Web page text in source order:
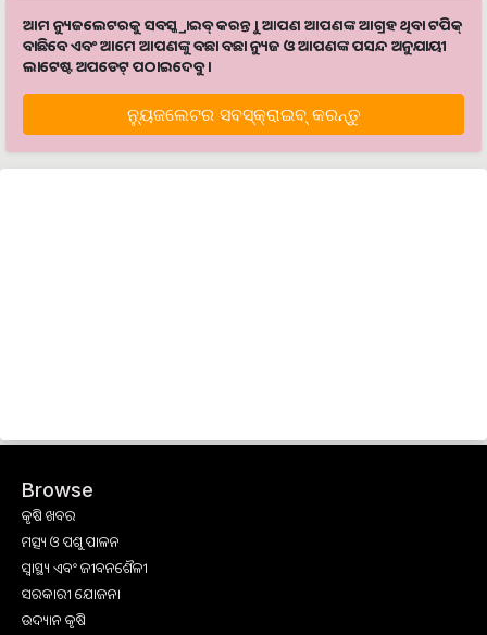
ଆମ ନ୍ୟୁଜଲେଟରକୁ ସବସ୍କ୍ରାଇବ୍ କରନ୍ତୁ । ଆପଣ ଆପଣଙ୍କ ଆଗ୍ରହ ଥିବା ଟପିକ୍‌
ବାଛିବେ ଏବଂ ଆମେ ଆପଣଙ୍କୁ ବଛା ବଛା ନ୍ୟୁଜ ଓ ଆପଣଙ୍କ ପସନ୍ଦ ଅନୁଯାୟୀ
ଲାଟେଷ୍ଟ ଅପଡେଟ୍‌ ପଠାଇଦେବୁ ।
ନ୍ୟୁଜଲେଟର ସବସ୍କ୍ରାଇବ୍‌ କରନ୍ତୁ
Browse
କୃଷି ଖବର
ମତ୍ସ୍ୟ ଓ ପଶୁ ପାଳନ
ସ୍ୱାସ୍ଥ୍ୟ ଏବଂ ଜୀବନଶୈଳୀ
ସରକାରୀ ଯୋଜନା
ଉଦ୍ୟାନ କୃଷି